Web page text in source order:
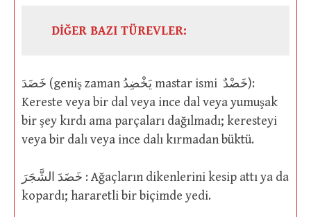
DİĞER BAZI TÜREVLER:
خَضَدَ (geniş zaman يَخْضِدُ mastar ismi خَضْدٌ):
Kereste veya bir dal veya ince dal veya yumuşak
bir şey kırdı ama parçaları dağılmadı; keresteyi
veya bir dalı veya ince dalı kırmadan büktü.
خَضَدَ الشَّجَرَ : Ağaçların dikenlerini kesip attı ya da
kopardı; hararetli bir biçimde yedi.